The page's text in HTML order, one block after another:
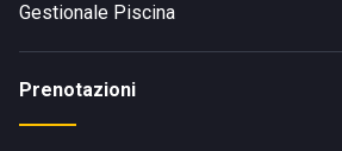
Gestionale Piscina
Prenotazioni